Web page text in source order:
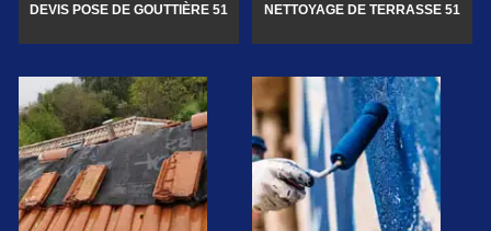
DEVIS POSE DE GOUTTIÈRE 51 NETTOYAGE DE TERRASSE 51